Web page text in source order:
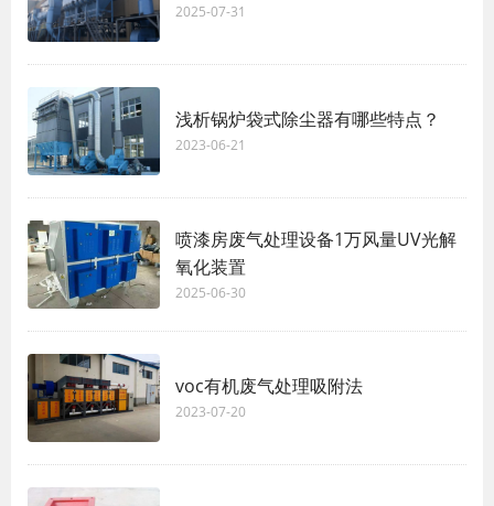
2025-07-31
浅析锅炉袋式除尘器有哪些特点？
2023-06-21
喷漆房废气处理设备1万风量UV光解
氧化装置
2025-06-30
voc有机废气处理吸附法
2023-07-20